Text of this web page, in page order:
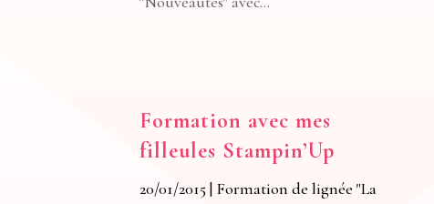
Formation avec mes
filleules Stampin’Up
20/01/2015| Formation de lignée "La